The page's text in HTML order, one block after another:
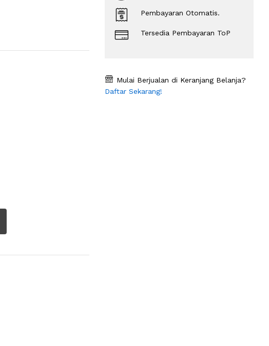
Pembayaran Otomatis.
Tersedia Pembayaran ToP
Mulai Berjualan di Keranjang Belanja?
Daftar Sekarang!